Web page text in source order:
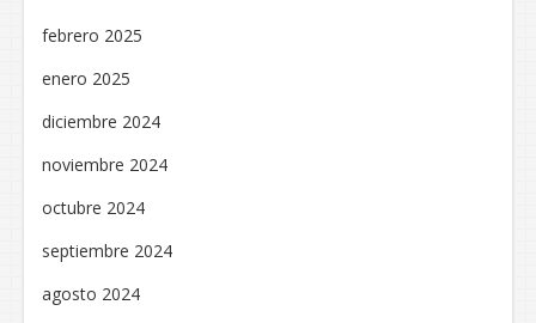
febrero 2025
enero 2025
diciembre 2024
noviembre 2024
octubre 2024
septiembre 2024
agosto 2024